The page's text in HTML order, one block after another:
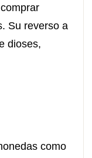
Su reverso a
dioses,
como